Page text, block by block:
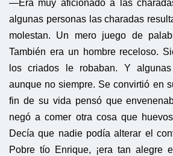
—Era muy aficionado a las
algunas personas las charadas
molestan. Un mero juego de
También era un hombre receloso.
los criados le robaban. Y
aunque no siempre. Se convirtió en
fin de su vida pensó que
negó a comer otra cosa que
Decía que nadie podía alterar el
Pobre tío Enrique, ¡era tan alegre